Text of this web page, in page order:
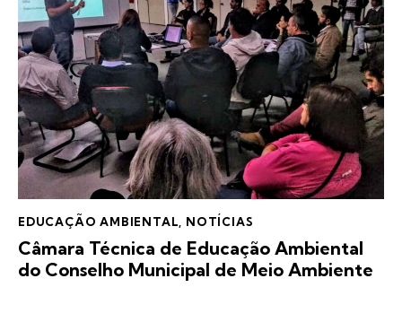
EDUCAÇÃO AMBIENTAL NOTÍCIAS
Câmara Técnica de Educação Ambiental
do Conselho Municipal de Meio Ambiente